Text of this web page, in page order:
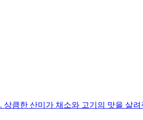
큼한 산미가 채소와 고기의 맛을 살